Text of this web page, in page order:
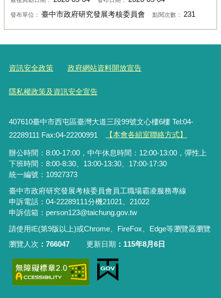
發布單位： 臺中市政府研究發展考核委員會 點閱次數： 231
資訊安全政策 政府網站資料開放宣告
隱私權政策及資訊安全宣告
407610臺中市西屯區臺灣大道三段99號文心樓6樓 Tel:04-
22289111 Fax:04-22200991
【本會各組室聯絡方式】
辦公時間：8:00-17:00，中午休息時間：12:00-13:00，彈性上
下班時間：8:00-8:30、13:00-13:30、17:00-17:30
統一編號：10927373
臺中市政府研究發展考核委員會員工職場霸凌服務專線
申訴電話：04-22289111分機21021、21022
申訴信箱：person123@taichung.gov.tw
請使用IE(第9版以上)或Chrome、FireFox、Edge等瀏覽器瀏覽
瀏覽人次
766047 更新日期 115年8月6日